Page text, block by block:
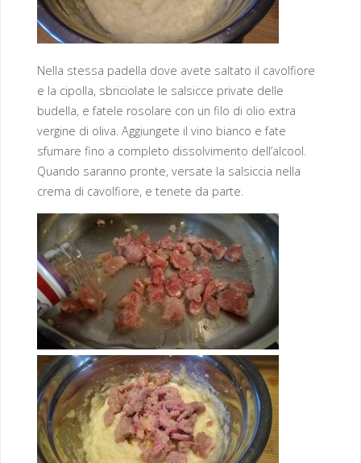
Nella stessa padella dove avete saltato il cavolfiore
e la cipolla, sbriciolate le salsicce private delle
budella, e fatele rosolare con un filo di olio extra
vergine di oliva. Aggiungete il vino bianco e fate
sfumare fino a completo dissolvimento dell’alcool.
Quando saranno pronte, versate la salsiccia nella
crema di cavolfiore, e tenete da parte.